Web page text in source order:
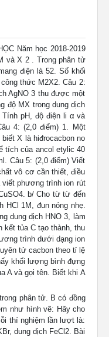
Năm học 2018-2019
và X 2 . Trong phân tử
điện là 52. Số khối
thức M2X2. Câu 2:
AgNO 3 thu được một
độ MX trong dung dịch
Tính pH, độ điện li α và
4: (2,0 điểm) 1. Một
X là hiđrocacbon no
tích của ancol etylic 40
Câu 5: (2,0 điểm) Viết
vô cơ cần thiết, điều
viết phương trình ion rút
b/ Cho từ từ đến
HCl 1M, đun nóng nhẹ.
dung dịch HNO 3, làm
kết tủa C tạo thành, thu
trình dưới dạng ion
tử cacbon theo tỉ lệ
khối lượng bình đựng
A và gọi tên. Biết khi A
phân tử. B có đồng
như hình vẽ: Hãy cho
thí nghiệm lần lượt là:
dung dịch FeCl2. Bài